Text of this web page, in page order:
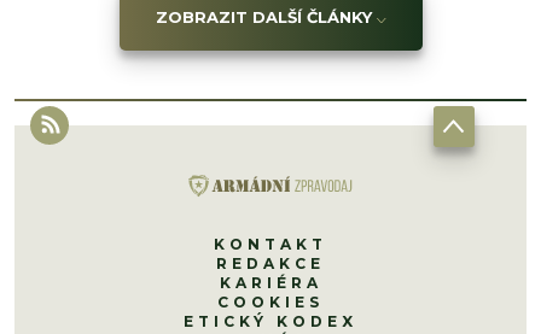
ZOBRAZIT DALŠÍ ČLÁNKY
KONTAKT
REDAKCE
KARIÉRA
COOKIES
ETICKÝ KODEX